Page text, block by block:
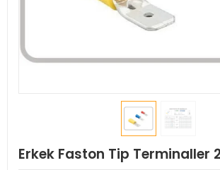
Erkek Faston Tip Terminaller